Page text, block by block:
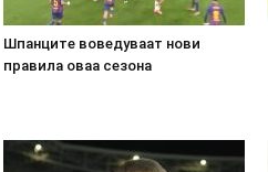
Шпанците воведуваат нови
правила оваа сезона